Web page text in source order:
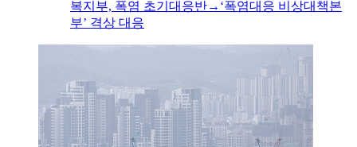
복지부, 폭염 초기대응반→‘폭염대응 비상대책본
부’ 격상 대응